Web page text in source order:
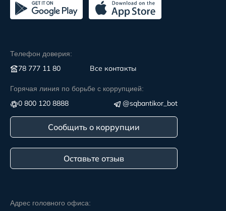
Адрес головного офиса:
Телефон доверия:
78 777 11 80 Все контакты
Горячая линия по борьбе с коррупцией:
0 800 120 8888 @sqbantikor_bot
Сообщить о коррупции
Оставьте отзыв